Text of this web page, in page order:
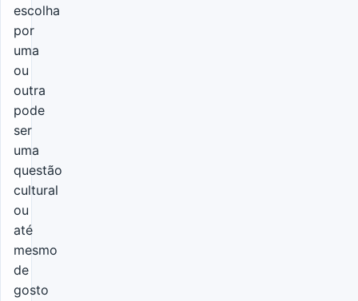
escolha
por
uma
ou
outra
pode
ser
uma
questão
cultural
ou
até
mesmo
de
gosto